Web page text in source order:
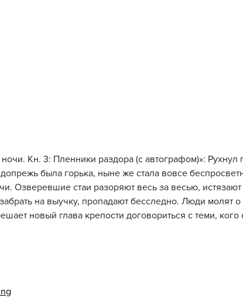
Кн. 3: Пленники раздора (с автографом)»:
была горька, ныне же стала вовсе
Озверевшие стаи разоряют весь за весью,
на выучку, пропадают бесследно. Люди молят
новый глава крепости договориться с теми,